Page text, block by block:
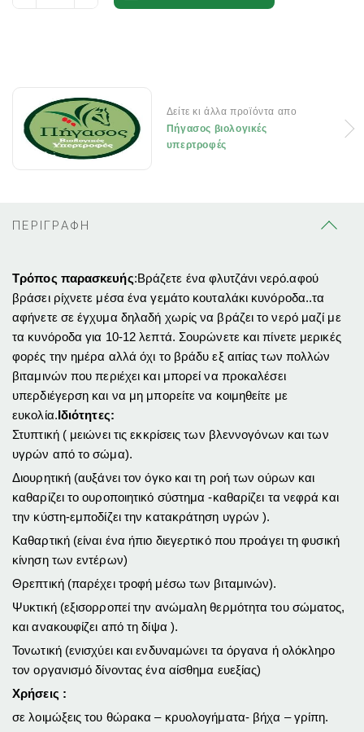
Δείτε κι άλλα προϊόντα απο
Πήγασος βιολογικές
υπερτροφές
ΠΕΡΙΓΡΑΦΗ
Τρόπος παρασκευής:Βράζετε ένα φλυτζάνι νερό.αφού
βράσει ρίχνετε μέσα ένα γεμάτο κουταλάκι κυνόροδα..τα
αφήνετε σε έγχυμα δηλαδή χωρίς να βράζει το νερό μαζί με
τα κυνόροδα για 10-12 λεπτά. Σουρώνετε και πίνετε μερικές
φορές την ημέρα αλλά όχι το βράδυ εξ αιτίας των πολλών
βιταμινών που περιέχει και μπορεί να προκαλέσει
υπερδιέγερση και να μη μπορείτε να κοιμηθείτε με
ευκολία.Ιδιότητες:
Στυπτική ( μειώνει τις εκκρίσεις των βλεννογόνων και των
υγρών από το σώμα).
Διουρητική (αυξάνει τον όγκο και τη ροή των ούρων και
καθαρίζει το ουροποιητικό σύστημα -καθαρίζει τα νεφρά και
την κύστη-εμποδίζει την κατακράτηση υγρών ).
Καθαρτική (είναι ένα ήπιο διεγερτικό που προάγει τη φυσική
κίνηση των εντέρων)
Θρεπτική (παρέχει τροφή μέσω των βιταμινών).
Ψυκτική (εξισορροπεί την ανώμαλη θερμότητα του σώματος,
και ανακουφίζει από τη δίψα ).
Τονωτική (ενισχύει και ενδυναμώνει τα όργανα ή ολόκληρο
τον οργανισμό δίνοντας ένα αίσθημα ευεξίας)
Χρήσεις :
σε λοιμώξεις του θώρακα – κρυολογήματα- βήχα – γρίπη.